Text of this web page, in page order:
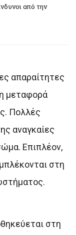
από την
απαραίτητες
μεταφορά
Πολλές
αναγκαίες
Επιπλέον,
στη
στη